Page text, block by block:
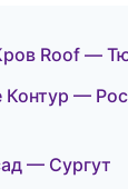
Roof —
—
— Сургут